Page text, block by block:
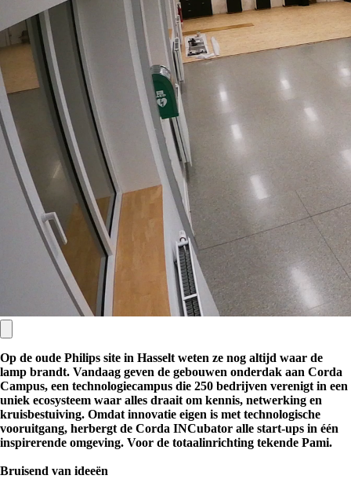
Op de oude Philips site in Hasselt weten ze nog altijd waar de
lamp brandt. Vandaag geven de gebouwen onderdak aan Corda
Campus, een technologiecampus die 250 bedrijven verenigt in een
uniek ecosysteem waar alles draait om kennis, netwerking en
kruisbestuiving. Omdat innovatie eigen is met technologische
vooruitgang, herbergt de Corda INCubator alle start-ups in één
inspirerende omgeving. Voor de totaalinrichting tekende Pami.
Bruisend van ideeën